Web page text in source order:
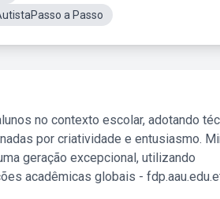
a Passo
no contexto escolar, adotando
por criatividade e entusiasmo.
geração excepcional, utilizando
acadêmicas globais -